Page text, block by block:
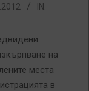
IN:
на
места
в